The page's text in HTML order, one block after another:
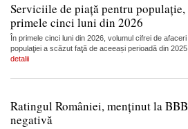
Serviciile de piață pentru populație,
primele cinci luni din 2026
În primele cinci luni din 2026, volumul cifrei de
populaţiei a scăzut faţă de aceeași perioadă din
detalii
Ratingul României, menținut la
negativă